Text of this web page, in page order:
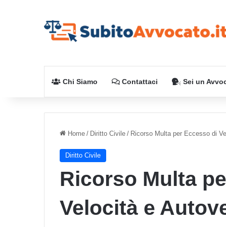
Chi Siamo Contattaci Sei un
Home / Diritto Civile / Ricorso Multa per Eccesso di
Diritto Civile
Ricorso Multa
Velocità e